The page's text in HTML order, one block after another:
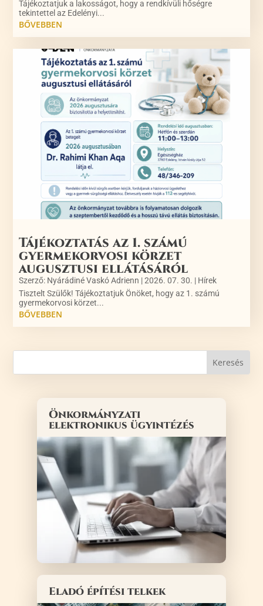
Tájékoztatjuk a lakosságot, hogy a rendkívüli hőségre
tekintettel az Edelényi...
BŐVEBBEN
Tájékoztatás az 1. számú
gyermekorvosi körzet
augusztusi ellátásáról
Szerző: Nyárádiné Vaskó Adrienn |2026. 07. 30. | Hírek
Tisztelt Szülők! Tájékoztatjuk Önöket, hogy az 1. számú
gyermekorvosi körzet...
BŐVEBBEN
Önkormányzati
elektronikus ügyintézés
Eladó építési telkek